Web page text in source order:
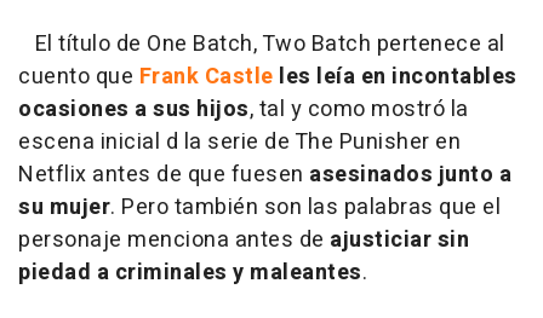
El título de One Batch, Two Batch pertenece al
cuento que Frank Castle les leía en incontables
ocasiones a sus hijos, tal y como mostró la
escena inicial d la serie de The Punisher en
Netflix antes de que fuesen asesinados junto a
su mujer. Pero también son las palabras que el
personaje menciona antes de ajusticiar sin
piedad a criminales y maleantes.